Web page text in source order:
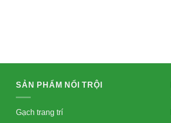
SẢN PHẨM NỔI TRỘI
Gạch trang trí